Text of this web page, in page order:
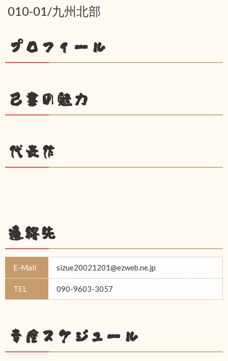
010-01/九州北部
プロフィール
己書の魅力
代表作
連絡先
E-Mail sizue20021201@ezweb.ne.jp
TEL 090-9603-3057
幸座スケジュール